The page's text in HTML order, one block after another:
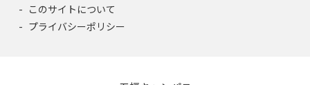
このサイトについて
プライバシーポリシー